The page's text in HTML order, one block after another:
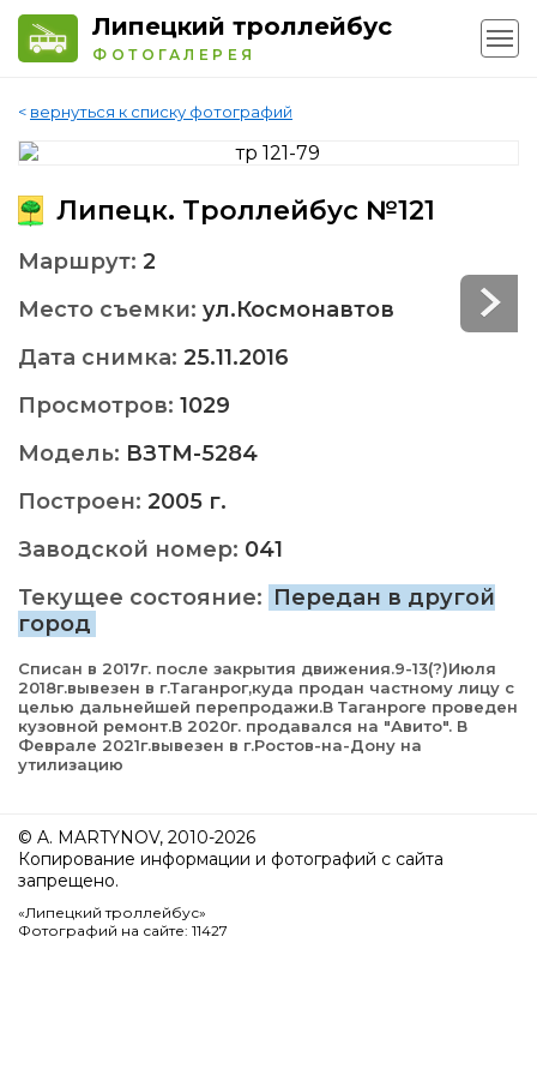
Липецкий троллейбус
ФОТОГАЛЕРЕЯ
< вернуться к списку фотографий
Липецк. Троллейбус №121
Маршрут: 2
Место съемки: ул.Космонавтов
Дата снимка: 25.11.2016
Просмотров: 1029
Модель: ВЗТМ-5284
Построен: 2005 г.
Заводской номер: 041
Текущее состояние: Передан в другой
город
Списан в 2017г. после закрытия движения.9-13(?)Июля
2018г.вывезен в г.Таганрог,куда продан частному лицу с
целью дальнейшей перепродажи.В Таганроге проведен
кузовной ремонт.В 2020г. продавался на "Авито". В
Феврале 2021г.вывезен в г.Ростов-на-Дону на
утилизацию
© A. MARTYNOV, 2010-2026
Копирование информации и фотографий с сайта
запрещено.
«Липецкий троллейбус»
Фотографий на сайте: 11427